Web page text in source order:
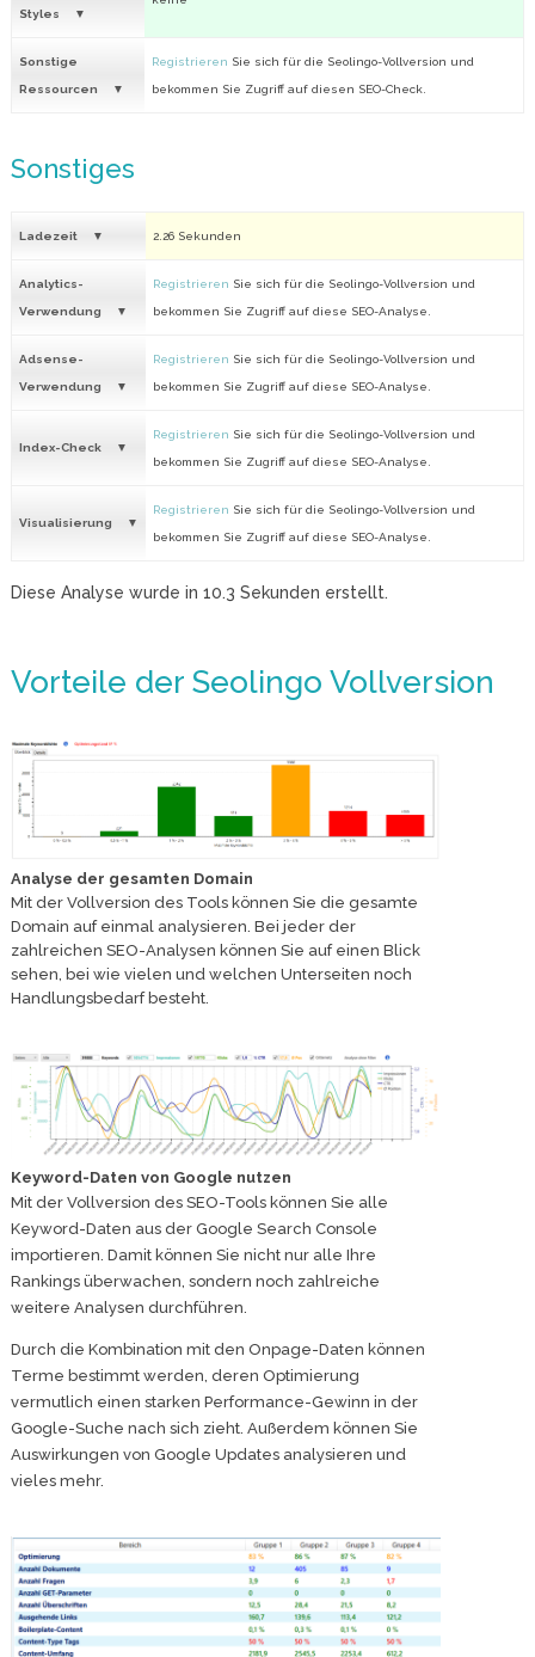
Styles
Sonstige
Ressourcen
Registrieren Sie sich für die Seolingo-Vollversion und
bekommen Sie Zugriff auf diesen SEO-Check.
Sonstiges
Ladezeit 2.26 Sekunden
Analytics-
Verwendung
Registrieren Sie sich für die Seolingo-Vollversion und
bekommen Sie Zugriff auf diese SEO-Analyse.
Adsense-
Verwendung
Registrieren Sie sich für die Seolingo-Vollversion und
bekommen Sie Zugriff auf diese SEO-Analyse.
Index-Check
Registrieren Sie sich für die Seolingo-Vollversion und
bekommen Sie Zugriff auf diese SEO-Analyse.
Visualisierung
Registrieren Sie sich für die Seolingo-Vollversion und
bekommen Sie Zugriff auf diese SEO-Analyse.
Diese Analyse wurde in 10.3 Sekunden erstellt.
Vorteile der Seolingo Vollversion
Analyse der gesamten Domain
Mit der Vollversion des Tools können Sie die gesamte
Domain auf einmal analysieren. Bei jeder der
zahlreichen SEO-Analysen können Sie auf einen Blick
sehen, bei wie vielen und welchen Unterseiten noch
Handlungsbedarf besteht.
Keyword-Daten von Google nutzen
Mit der Vollversion des SEO-Tools können Sie alle
Keyword-Daten aus der Google Search Console
importieren. Damit können Sie nicht nur alle Ihre
Rankings überwachen, sondern noch zahlreiche
weitere Analysen durchführen.
Durch die Kombination mit den Onpage-Daten können
Terme bestimmt werden, deren Optimierung
vermutlich einen starken Performance-Gewinn in der
Google-Suche nach sich zieht. Außerdem können Sie
Auswirkungen von Google Updates analysieren und
vieles mehr.